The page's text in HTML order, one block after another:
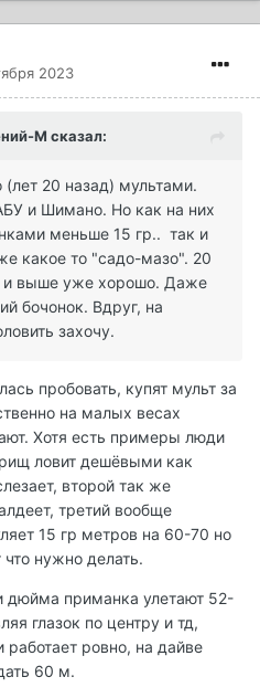
2023
М сказал:
(лет 20 назад) мультами.
и Шимано. Но как на них
меньше 15 гр.. так и
какое то "садо-мазо". 20
и выше уже хорошо. Даже
бочонок. Вдруг, на
захочу.
пробовать, купят мульт за
на малых весах
Хотя есть примеры люди
ловит дешёвыми как
второй так же
третий вообще
15 гр метров на 60-70 но
нужно делать.
дюйма приманка улетают 52-
глазок по центру и тд,
ровно, на дайве
60 м.